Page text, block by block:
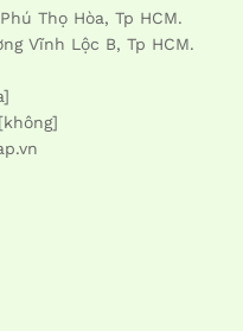
Thọ Hòa, Tp HCM.
Vĩnh Lộc B, Tp HCM.